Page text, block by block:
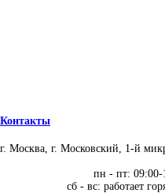
Контакты
г. Москва, г. Московский, 1-й
пн - пт: 09:00-
сб - вс: работает